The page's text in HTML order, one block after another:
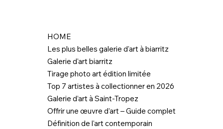
HOME
Les plus belles galerie d'art à biarritz
Galerie d'art biarritz
Tirage photo art édition limitée
Top 7 artistes à collectionner en 2026
Galerie d’art à Saint-Tropez
Offrir une œuvre d’art – Guide complet
Définition de l'art contemporain